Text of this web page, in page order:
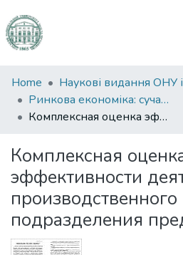
Communities
&
Collections
Statistics
Home
Ринкова економіка: сучасна теорія і практика управління
Комплексная оценка эффективности деятельности производственного подразделения предприятия
Комплексная
эффективности
производственного
подразделения